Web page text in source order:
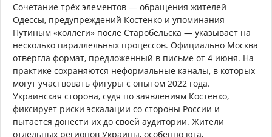
Сочетание трёх элементов — обращения жителей
Одессы, предупреждений Костенко и упоминания
Путиным «коллеги» после Старобельска — указывает на
несколько параллельных процессов. Официально Москва
отвергла формат, предложенный в письме от 4 июня. На
практике сохраняются неформальные каналы, в которых
могут участвовать фигуры с опытом 2022 года.
Украинская сторона, судя по заявлениям Костенко,
фиксирует риски эскалации со стороны России и
пытается донести их до своей аудитории. Жители
отдельных регионов Украины, особенно юга,